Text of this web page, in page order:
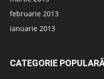
februarie 2013
ianuarie 2013
CATEGORIE